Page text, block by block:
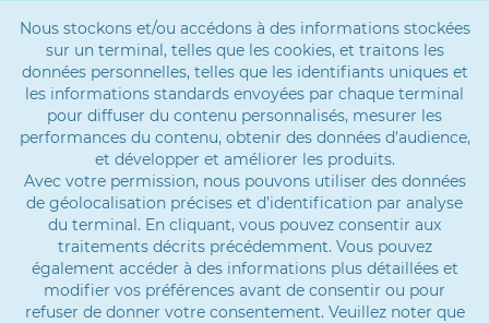
Nous stockons et/ou accédons à des informations stockées
sur un terminal, telles que les cookies, et traitons les
données personnelles, telles que les identifiants uniques et
les informations standards envoyées par chaque terminal
pour diffuser du contenu personnalisés, mesurer les
performances du contenu, obtenir des données d'audience,
et développer et améliorer les produits.
Avec votre permission, nous pouvons utiliser des données
de géolocalisation précises et d’identification par analyse
du terminal. En cliquant, vous pouvez consentir aux
traitements décrits précédemment. Vous pouvez
également accéder à des informations plus détaillées et
modifier vos préférences avant de consentir ou pour
refuser de donner votre consentement. Veuillez noter que